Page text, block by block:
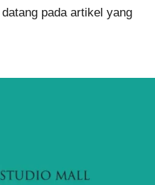
pada artikel yang